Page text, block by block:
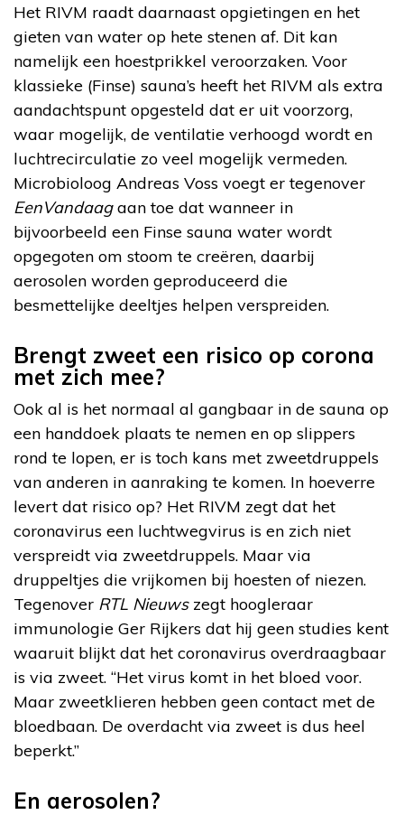
Het RIVM raadt daarnaast opgietingen en het
gieten van water op hete stenen af. Dit kan
namelijk een hoestprikkel veroorzaken. Voor
klassieke (Finse) sauna’s heeft het RIVM als extra
aandachtspunt opgesteld dat er uit voorzorg,
waar mogelijk, de ventilatie verhoogd wordt en
luchtrecirculatie zo veel mogelijk vermeden.
Microbioloog Andreas Voss voegt er tegenover
EenVandaagaan toe dat wanneer in
bijvoorbeeld een Finse sauna water wordt
opgegoten om stoom te creëren, daarbij
aerosolen worden geproduceerd die
besmettelijke deeltjes helpen verspreiden.
Brengt zweet een risico op corona
met zich mee?
Ook al is het normaal al gangbaar in de sauna op
een handdoek plaats te nemen en op slippers
rond te lopen, er is toch kans met zweetdruppels
van anderen in aanraking te komen. In hoeverre
levert dat risico op? Het RIVM zegt dat het
coronavirus een luchtwegvirus is en zich niet
verspreidt via zweetdruppels. Maar via
druppeltjes die vrijkomen bij hoesten of niezen.
Tegenover RTL Nieuwszegt hoogleraar
immunologie Ger Rijkers dat hij geen studies kent
waaruit blijkt dat het coronavirus overdraagbaar
is via zweet. “Het virus komt in het bloed voor.
Maar zweetklieren hebben geen contact met de
bloedbaan. De overdacht via zweet is dus heel
beperkt.”
En aerosolen?